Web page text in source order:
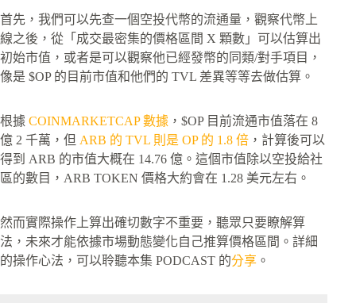
首先，我們可以先查一個空投代幣的流通量，觀察代幣上
線之後，從「成交最密集的價格區間 X 顆數」可以估算出
初始市值，或者是可以觀察他已經發幣的同類/對手項目，
像是 $OP 的目前市值和他們的 TVL 差異等等去做估算。
根據 COINMARKETCAP 數據 ，$OP 目前流通市值落在 8
億 2 千萬，但 ARB 的 TVL 則是 OP 的 1.8 倍 ，計算後可以
得到 ARB 的市值大概在 14.76 億。這個市值除以空投給社
區的數目，ARB TOKEN 價格大約會在 1.28 美元左右。
然而實際操作上算出確切數字不重要，聽眾只要瞭解算
法，未來才能依據市場動態變化自己推算價格區間。詳細
的操作心法，可以聆聽本集 PODCAST 的分享 。